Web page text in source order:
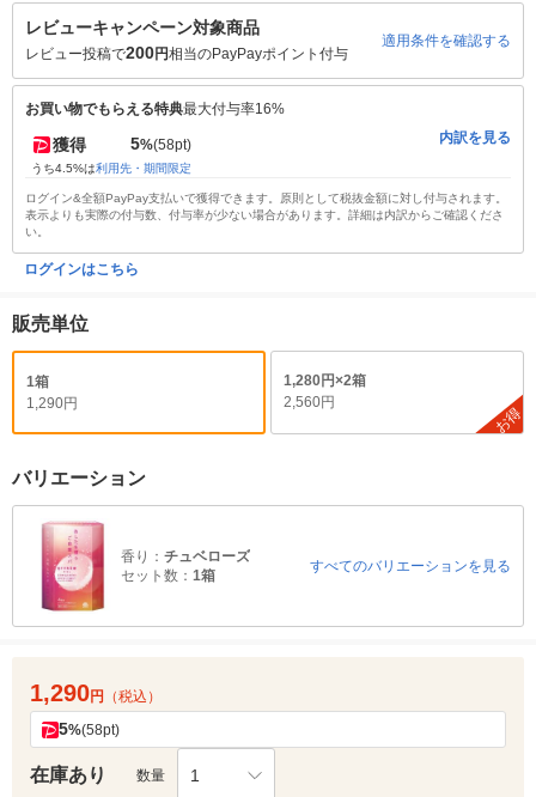
レビューキャンペーン対象商品
レビュー投稿で200円相当のPayPayポイント付与
適用条件を確認する
お買い物でもらえる特典最大付与率16%
獲得 5%(58pt)
うち4.5%は利用先・期間限定
内訳を見る
ログイン&全額PayPay支払いで獲得できます。原則として税抜金額に対し付与されます。
表示よりも実際の付与数、付与率が少ない場合があります。詳細は内訳からご確認くださ
い。
ログインはこちら
販売単位
1箱
1,290円
1,280円×2箱
2,560円
お得
バリエーション
香り： チュベローズ
セット数： 1箱
すべてのバリエーションを見る
1,290円 （税込）
5%(58pt)
在庫あり 数量 1